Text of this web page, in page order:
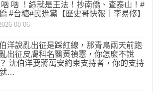
㕳 㕳 ！綠就是王法！抄南僑、查泰山！#
#台糖#民進黨【歷史哥快報｜李易修】
08-06
洋說亂出征是踩紅線，那青鳥兩天前跑
出征皮膚科名醫黃禎憲，你怎麼不說
沈伯洋要蔣萬安約束支持者，你的支持
…